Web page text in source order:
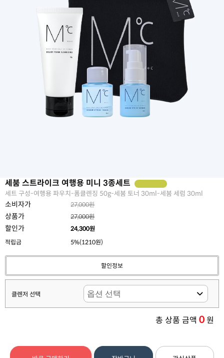
세붐 스트라이크 여행용 미니 3종세트
세트 구성-여행용 파우치-폼클렌징 50g-세붐 토너 30ml-세붐 세럼 30ml
소비자가 27,000원
상품가 27,000원
할인가 24,300원
적립금
5%(1210원)
할인정보
클렌저 선택
총 상품 금액 0원